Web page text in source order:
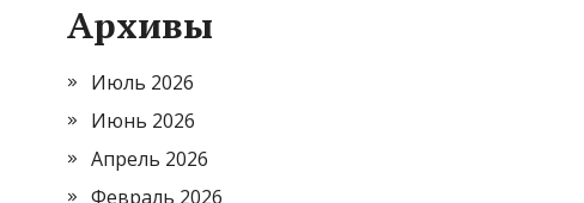
Архивы
Июль 2026
Июнь 2026
Апрель 2026
Февраль 2026